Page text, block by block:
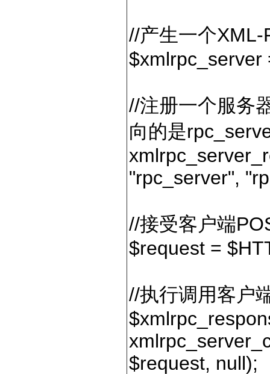
//产生一个
$xmlrpc_server
//注册一个服务
向的是
"rpc_server",
//接受客户端
$request =
//执行调用客户
$request, null);